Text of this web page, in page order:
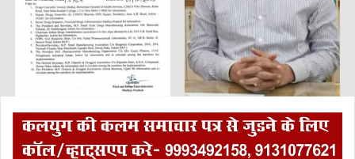
a
i
l